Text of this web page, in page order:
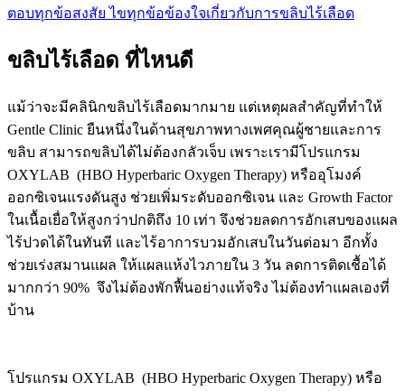
ตอบทุกข้อสงสัย ไขทุกข้อข้องใจเกี่ยวกับการขลิบไร้เลือด
ขลิบไร้เลือด ที่ไหนดี
แม้ว่าจะมีคลินิกขลิบไร้เลือดมากมาย แต่เหตุผลสำคัญที่ทำให้
Gentle Clinic ยืนหนึ่งในด้านสุขภาพทางเพศคุณผู้ชายและการ
ขลิบ สามารถขลิบได้ไม่ต้องกลัวเจ็บ เพราะเรามีโปรแกรม
OXYLAB (HBO Hyperbaric Oxygen Therapy) หรืออุโมงค์
ออกซิเจนแรงดันสูง ช่วยเพิ่มระดับออกซิเจน และ Growth Factor
ในเนื้อเยื่อให้สูงกว่าปกติถึง 10 เท่า จึงช่วยลดการอักเสบของแผล
ไร้ปวดได้ในทันที และไร้อาการบวมอักเสบในวันต่อมา อีกทั้ง
ช่วยเร่งสมานแผล ให้แผลแห้งไวภายใน 3 วัน ลดการติดเชื้อได้
มากกว่า 90% จึงไม่ต้องพักฟื้นอย่างแท้จริง ไม่ต้องทำแผลเองที่
บ้าน
โปรแกรม OXYLAB (HBO Hyperbaric Oxygen Therapy) หรือ